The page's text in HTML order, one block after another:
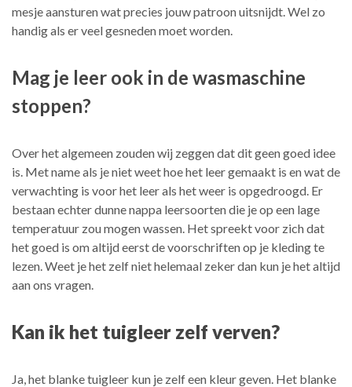
mesje aansturen wat precies jouw patroon uitsnijdt. Wel zo
handig als er veel gesneden moet worden.
Mag je leer ook in de wasmaschine
stoppen?
Over het algemeen zouden wij zeggen dat dit geen goed idee
is. Met name als je niet weet hoe het leer gemaakt is en wat de
verwachting is voor het leer als het weer is opgedroogd. Er
bestaan echter dunne nappa leersoorten die je op een lage
temperatuur zou mogen wassen. Het spreekt voor zich dat
het goed is om altijd eerst de voorschriften op je kleding te
lezen. Weet je het zelf niet helemaal zeker dan kun je het altijd
aan ons vragen.
Kan ik het tuigleer zelf verven?
Ja, het blanke tuigleer kun je zelf een kleur geven. Het blanke